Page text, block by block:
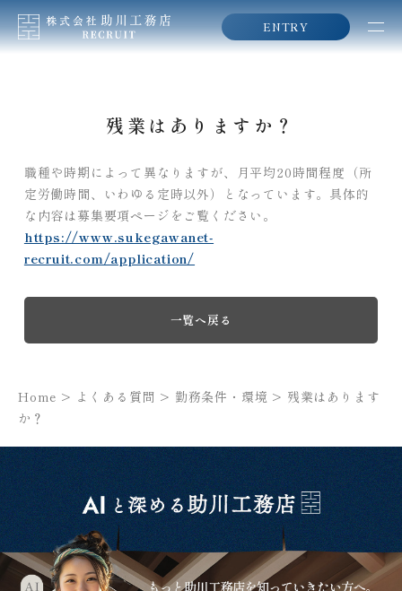
ENTRY
残業はありますか？
職種や時期によって異なりますが、月平均20時間程度（所
定労働時間、いわゆる定時以外）となっています。具体的
な内容は募集要項ページをご覧ください。
https://www.sukegawanet-
recruit.com/application/
一覧へ戻る
Home > よくある質問 > 勤務条件・環境 > 残業はあります
か？